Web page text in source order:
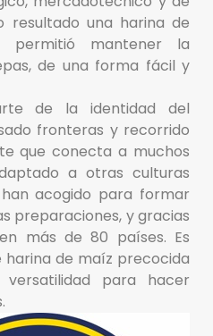
resultado una harina de
permitió mantener la
de una forma fácil y
de la identidad del
fronteras y recorrido
que conecta a muchos
a otras culturas
acogido para formar
preparaciones, y gracias
más de 80 países. Es
de maíz precocida
para hacer